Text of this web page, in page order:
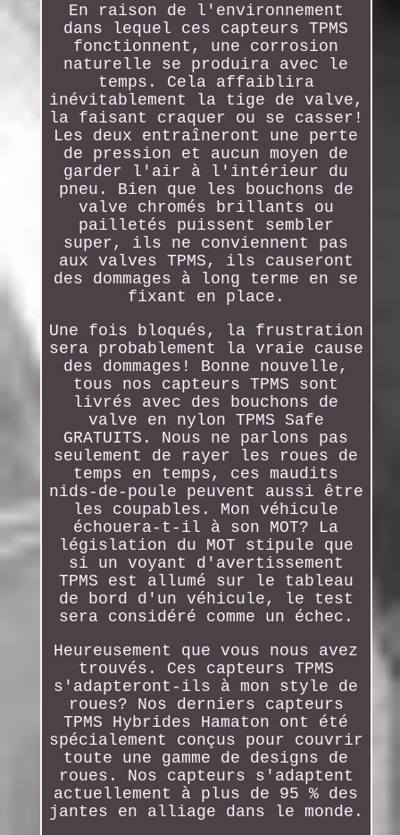
En raison de l'environnement
dans lequel ces capteurs TPMS
fonctionnent, une corrosion
naturelle se produira avec le
temps. Cela affaiblira
inévitablement la tige de valve,
la faisant craquer ou se casser!
Les deux entraîneront une perte
de pression et aucun moyen de
garder l'air à l'intérieur du
pneu. Bien que les bouchons de
valve chromés brillants ou
pailletés puissent sembler
super, ils ne conviennent pas
aux valves TPMS, ils causeront
des dommages à long terme en se
fixant en place.
Une fois bloqués, la frustration
sera probablement la vraie cause
des dommages! Bonne nouvelle,
tous nos capteurs TPMS sont
livrés avec des bouchons de
valve en nylon TPMS Safe
GRATUITS. Nous ne parlons pas
seulement de rayer les roues de
temps en temps, ces maudits
nids-de-poule peuvent aussi être
les coupables. Mon véhicule
échouera-t-il à son MOT? La
législation du MOT stipule que
si un voyant d'avertissement
TPMS est allumé sur le tableau
de bord d'un véhicule, le test
sera considéré comme un échec.
Heureusement que vous nous avez
trouvés. Ces capteurs TPMS
s'adapteront-ils à mon style de
roues? Nos derniers capteurs
TPMS Hybrides Hamaton ont été
spécialement conçus pour couvrir
toute une gamme de designs de
roues. Nos capteurs s'adaptent
actuellement à plus de 95 % des
jantes en alliage dans le monde.